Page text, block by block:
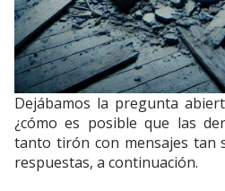
Dejábamos la pregunta
¿cómo es posible que las
tanto tirón con mensajes tan
respuestas, a continuación.